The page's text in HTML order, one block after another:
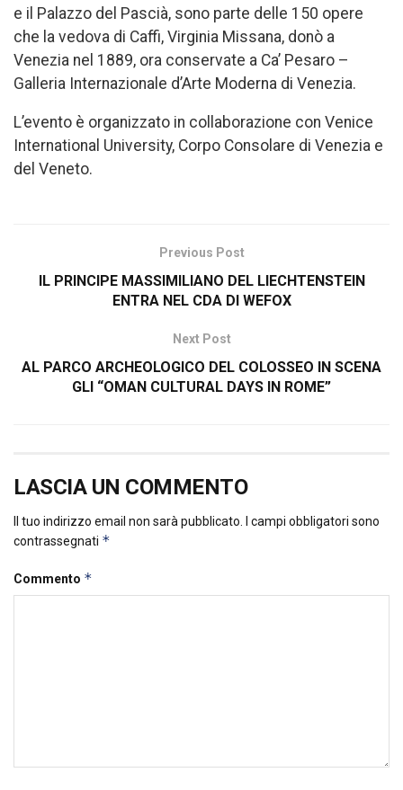
e il Palazzo del Pascià, sono parte delle 150 opere
che la vedova di Caffi, Virginia Missana, donò a
Venezia nel 1889, ora conservate a Ca’ Pesaro –
Galleria Internazionale d’Arte Moderna di Venezia.
L’evento è organizzato in collaborazione con Venice
International University, Corpo Consolare di Venezia e
del Veneto.
Previous Post
IL PRINCIPE MASSIMILIANO DEL LIECHTENSTEIN
ENTRA NEL CDA DI WEFOX
Next Post
AL PARCO ARCHEOLOGICO DEL COLOSSEO IN SCENA
GLI “OMAN CULTURAL DAYS IN ROME”
LASCIA UN COMMENTO
Il tuo indirizzo email non sarà pubblicato.
I campi obbligatori sono
contrassegnati *
Commento *